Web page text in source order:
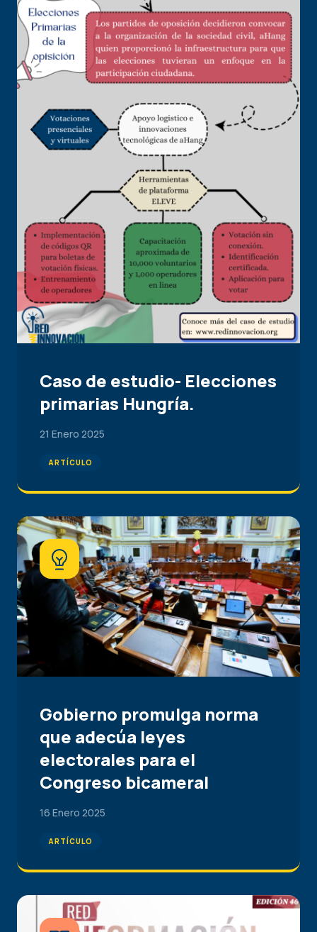
Caso de estudio- Elecciones
primarias Hungría.
21 Enero 2025
ARTÍCULO
Gobierno promulga norma
que adecúa leyes
electorales para el
Congreso bicameral
16 Enero 2025
ARTÍCULO